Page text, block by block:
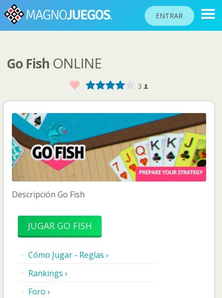
ENTRAR
RANKINGS
COMUNIDAD
AYUDA
PASAPORTE
JUGAR
Idioma del sitio
Go Fish ONLINE
Favorito 5
3
2
1 3
Descripción Go Fish
JUGAR GO FISH
Cómo Jugar - Reglas ›
Rankings ›
Foro ›